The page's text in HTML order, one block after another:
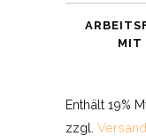
MIT
Enthält 19%
zzgl. Versand